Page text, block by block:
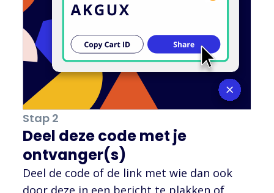
Stap 2
Deel deze code met je
ontvanger(s)
Deel de code of de link met wie dan ook
door deze in een bericht te plakken of